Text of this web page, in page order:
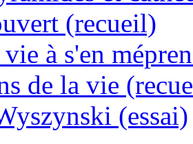
(recueil)
à s'en
de la vie
(essai)